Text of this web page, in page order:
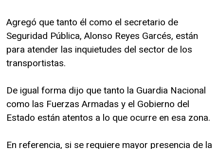
Agregó que tanto él como el secretario de
Seguridad Pública, Alonso Reyes Garcés, están
para atender las inquietudes del sector de los
transportistas.
De igual forma dijo que tanto la Guardia Nacional
como las Fuerzas Armadas y el Gobierno del
Estado están atentos a lo que ocurre en esa zona.
En referencia, si se requiere mayor presencia de la